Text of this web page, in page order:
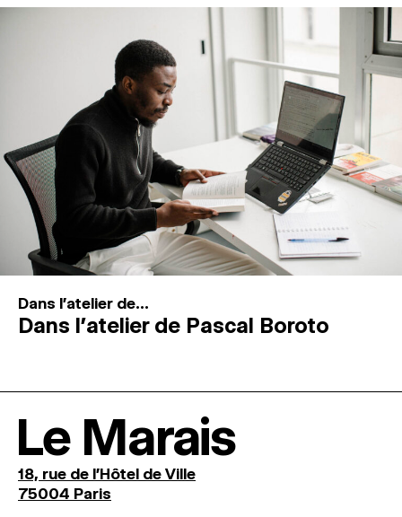
Dans l'atelier de...
Dans l’atelier de Pascal Boroto
Le Marais
18, rue de l'Hôtel de Ville
75004 Paris